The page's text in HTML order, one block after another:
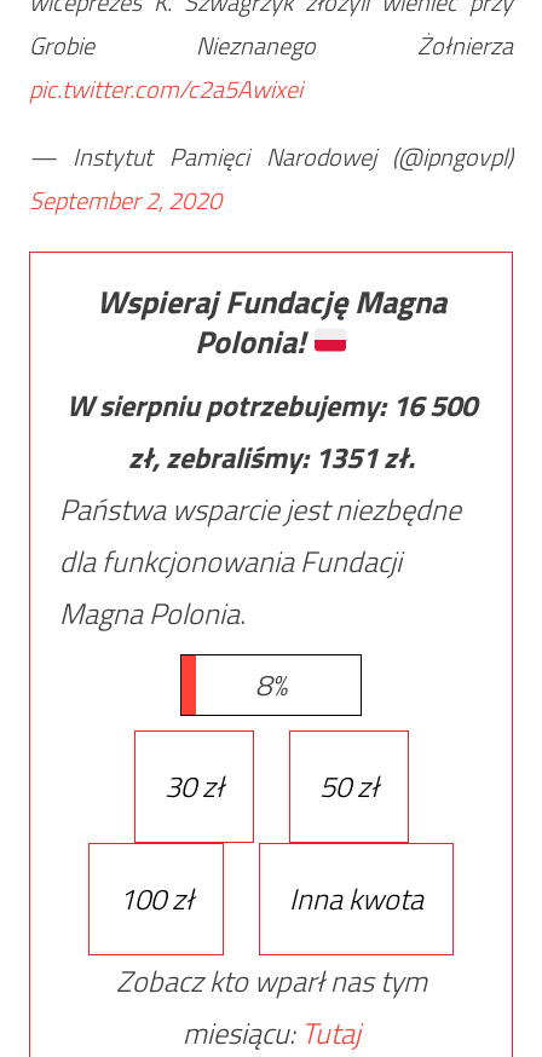
Grobie Nieznanego Żołnierza
pic.twitter.com/c2a5Awixei
— Instytut Pamięci Narodowej (@ipngovpl)
September 2, 2020
Wspieraj Fundację Magna
Polonia!
W sierpniu potrzebujemy: 16 500
zł, zebraliśmy: 1351zł.
Państwa wsparcie jest niezbędne
dla funkcjonowania Fundacji
Magna Polonia.
8%
30 zł 50 zł
100 zł
Inna kwota
Zobacz kto wparł nas tym
miesiącu: Tutaj